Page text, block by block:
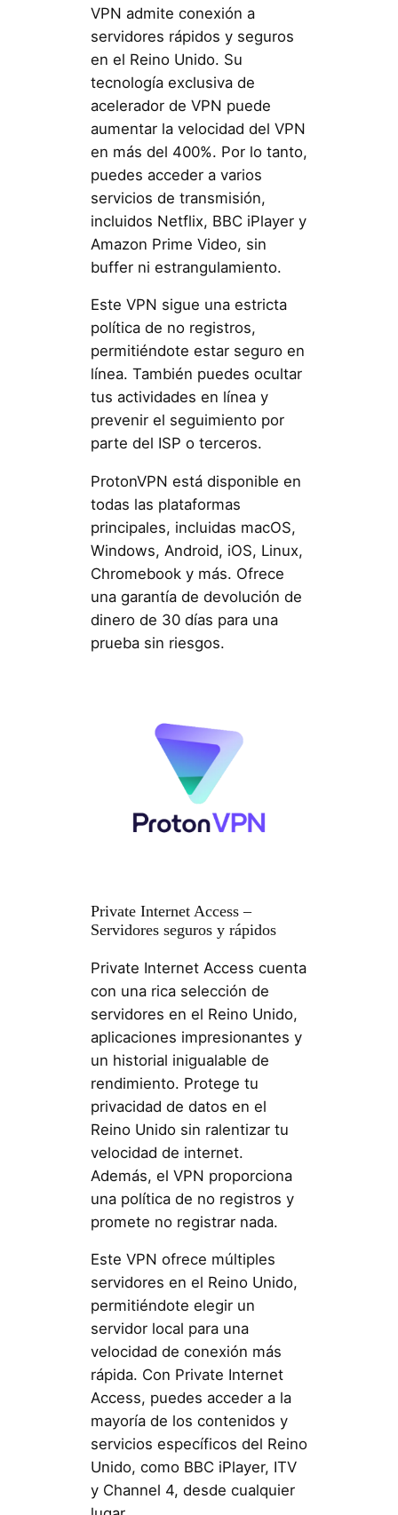
VPN admite conexión a
servidores rápidos y seguros
en el Reino Unido. Su
tecnología exclusiva de
acelerador de VPN puede
aumentar la velocidad del VPN
en más del 400%. Por lo tanto,
puedes acceder a varios
servicios de transmisión,
incluidos Netflix, BBC iPlayer y
Amazon Prime Video, sin
buffer ni estrangulamiento.
Este VPN sigue una estricta
política de no registros,
permitiéndote estar seguro en
línea. También puedes ocultar
tus actividades en línea y
prevenir el seguimiento por
parte del ISP o terceros.
ProtonVPN está disponible en
todas las plataformas
principales, incluidas macOS,
Windows, Android, iOS, Linux,
Chromebook y más. Ofrece
una garantía de devolución de
dinero de 30 días para una
prueba sin riesgos.
Private Internet Access –
Servidores seguros y rápidos
Private Internet Access cuenta
con una rica selección de
servidores en el Reino Unido,
aplicaciones impresionantes y
un historial inigualable de
rendimiento. Protege tu
privacidad de datos en el
Reino Unido sin ralentizar tu
velocidad de internet.
Además, el VPN proporciona
una política de no registros y
promete no registrar nada.
Este VPN ofrece múltiples
servidores en el Reino Unido,
permitiéndote elegir un
servidor local para una
velocidad de conexión más
rápida. Con Private Internet
Access, puedes acceder a la
mayoría de los contenidos y
servicios específicos del Reino
Unido, como BBC iPlayer, ITV
y Channel 4, desde cualquier